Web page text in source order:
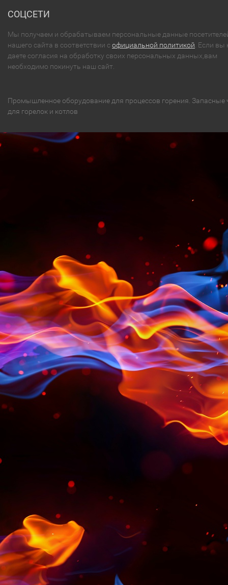
СОЦСЕТИ
Мы получаем и обрабатываем персональные данные
нашего сайта в соответствии софициальной политикой . Если вы
даете согласия на обработку своих персональных данных,вам
необходимо покинуть наш сайт.
Промышленное оборудование для процессов горения. Запасные
для горелок и котлов